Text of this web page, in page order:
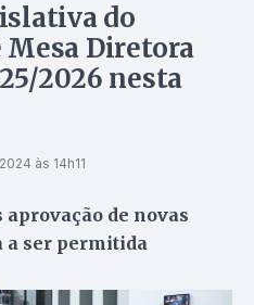
do
Diretora
2026 nesta
às 14h11
de novas
a ser permitida